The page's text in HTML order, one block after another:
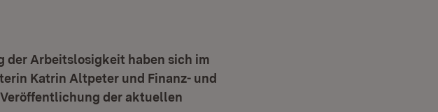
der Arbeitslosigkeit haben sich im
Katrin Altpeter und Finanz- und
der aktuellen